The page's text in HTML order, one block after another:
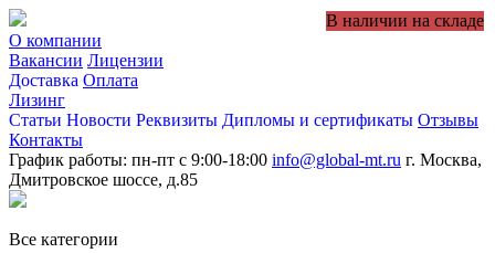
О компании
Вакансии Лицензии
Доставка Оплата
Лизинг
Статьи Новости Реквизиты Дипломы и сертификаты Отзывы
Контакты
График работы: пн-пт с 9:00-18:00 info@global-mt.ru г. Москва,
Дмитровское шоссе, д.85
Все категории
В наличии на складе